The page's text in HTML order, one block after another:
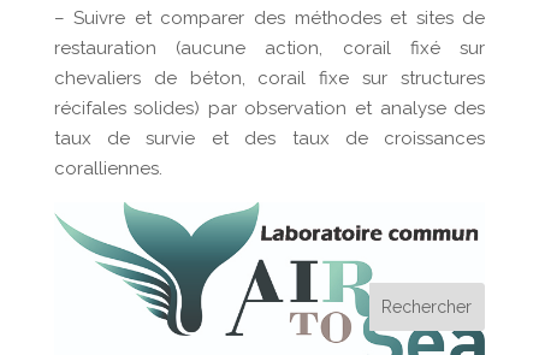
– Suivre et comparer des méthodes et sites de
restauration (aucune action, corail fixé sur
chevaliers de béton, corail fixe sur structures
récifales solides) par observation et analyse des
taux de survie et des taux de croissances
coralliennes.